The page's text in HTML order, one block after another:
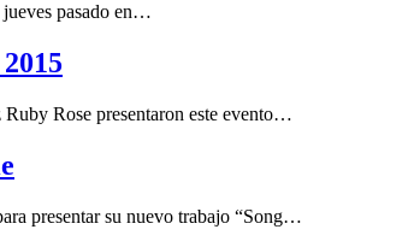
jueves pasado en…
Rose presentaron este evento…
presentar su nuevo trabajo “Song…